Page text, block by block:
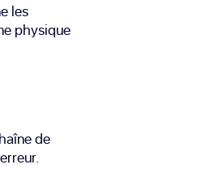
les
physique
de